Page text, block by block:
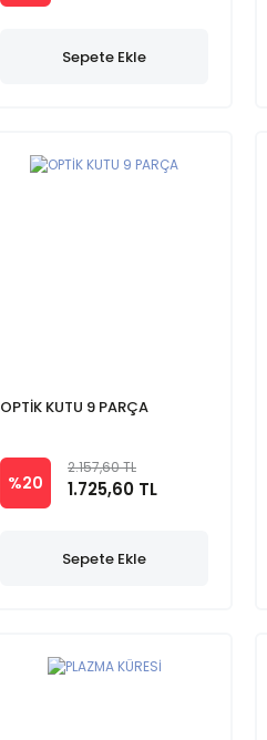
Sepete Ekle
OPTİK KUTU 9 PARÇA
%20
2.157,60 TL
1.725,60 TL
Sepete Ekle